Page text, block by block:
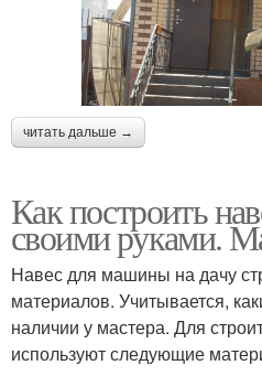
читать дальше →
Как построить
своими руками.
Навес для машины на дачу
материалов. Учитывается,
наличии у мастера. Для
используют следующие